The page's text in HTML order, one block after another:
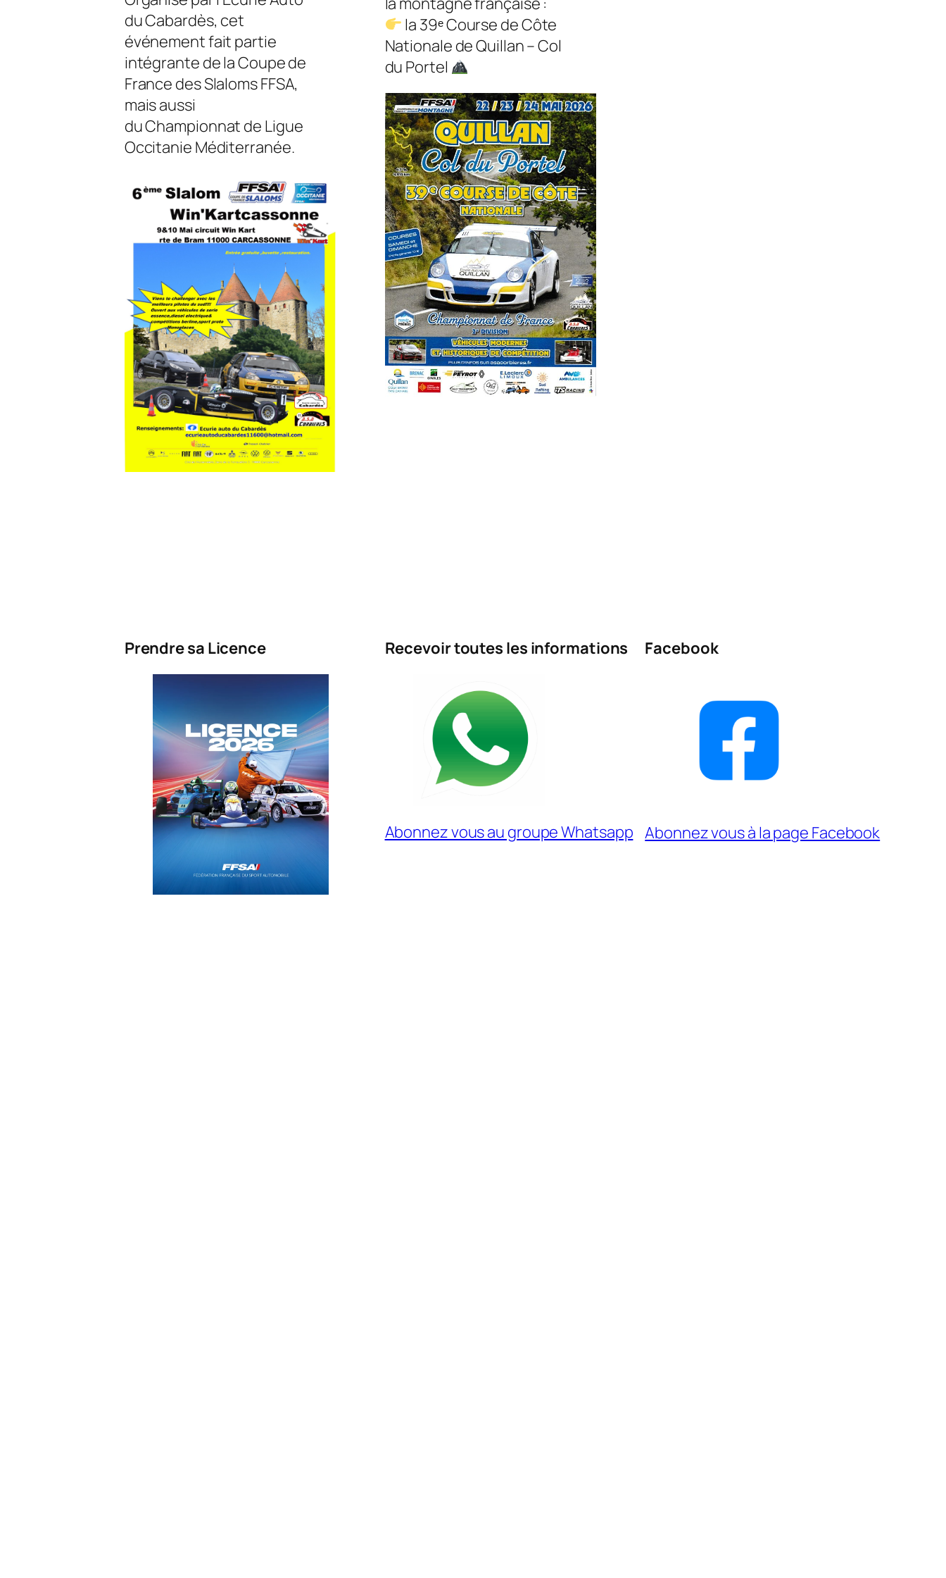
du Cabardès, cet
événement fait partie
intégrante de la Coupe de
France des Slaloms FFSA,
mais aussi
du Championnat de Ligue
Occitanie Méditerranée.
la 39ᵉ Course de Côte
Nationale de Quillan – Col
du Portel
Prendre sa Licence Recevoir toutes les informations
Abonnez vous au groupe Whatsapp
Facebook
Abonnez vous à la page Facebook